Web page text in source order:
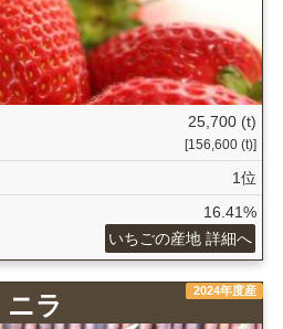
25,700 (t)
[156,600 (t)]
1位
16.41%
いちごの産地 詳細へ
2024年度産
ニラ